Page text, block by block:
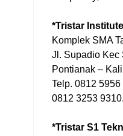
*Tristar
Komplek SMA
Jl. Supadio Kec
Pontianak –
Telp. 0812
0812 3253
*Tristar S1